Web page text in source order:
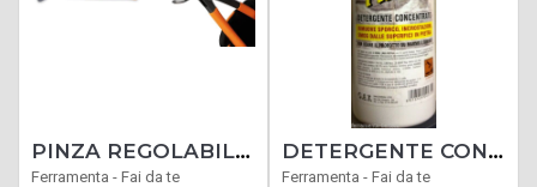
PINZA REGOLABILE BETA 1048N 250 MANICI RICOPERTI PVC 250 MM IDRAULICO
Ferramenta - Fai da te
DETERGENTE CONCENTRATO ACIDO LAVA PIETRA LAVAPIETRA LINEA PROFESSIONALE CF1000ML
Ferramenta - Fai da te